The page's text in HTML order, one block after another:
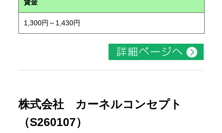
賃金
1,300円～1,430円
株式会社 カーネルコンセプト
（S260107）